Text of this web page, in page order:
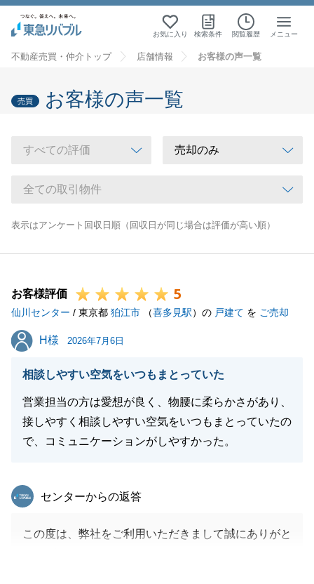
お気に入り 検索条件 閲覧履歴 メニュー
不動産売買・仲介トップ 店舗情報 お客様の声一覧
売買 お客様の声一覧
表示はアンケート回収日順（回収日が同じ場合は評価が高い順）
お客様評価 5
仙川センター / 東京都 狛江市 （喜多見駅）の 戸建て を ご売却
H様
H様 2026年7月6日
相談しやすい空気をいつもまとっていた
営業担当の方は愛想が良く、物腰に柔らかさがあり、
接しやすく相談しやすい空気をいつもまとっていたの
で、コミュニケーションがしやすかった。
東急リバブル
センターからの返答
この度は、弊社をご利用いただきまして誠にありがと